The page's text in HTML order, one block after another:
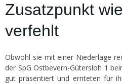
Zusatzpunkt
verfehlt
Obwohl sie mit einer Niederlage
der SpG Ostbevern-Gütersloh 1
gut präsentiert und ernteten für